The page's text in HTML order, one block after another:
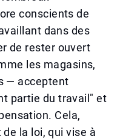
conscients de
dans des
de rester ouvert
les magasins,
— acceptent
partie du travail" et
Cela,
la loi, qui vise à